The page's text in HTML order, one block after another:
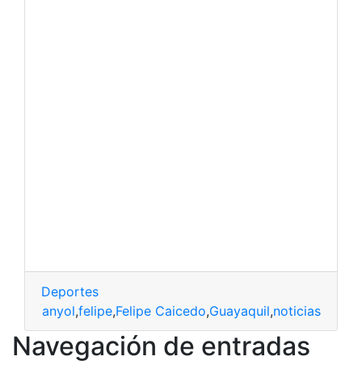
Deportes
espanyol,felipe,Felipe Caicedo,Guayaquil,noticias
Navegación de entradas